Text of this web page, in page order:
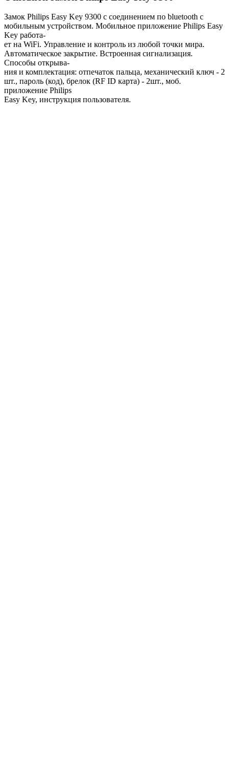
Замок Philips Easy Key 9300 с соединением по bluetooth с
мобильным устройством. Мобильное приложение Philips Easy
Key работа-
ет на WiFi. Управление и контроль из любой точки мира.
Автоматическое закрытие. Встроенная сигнализация.
Способы открыва-
ния и комплектация: отпечаток пальца, механический ключ - 2
шт., пароль (код), брелок (RF ID карта) - 2шт., моб.
приложение Philips
Easy Key, инструкция пользователя.